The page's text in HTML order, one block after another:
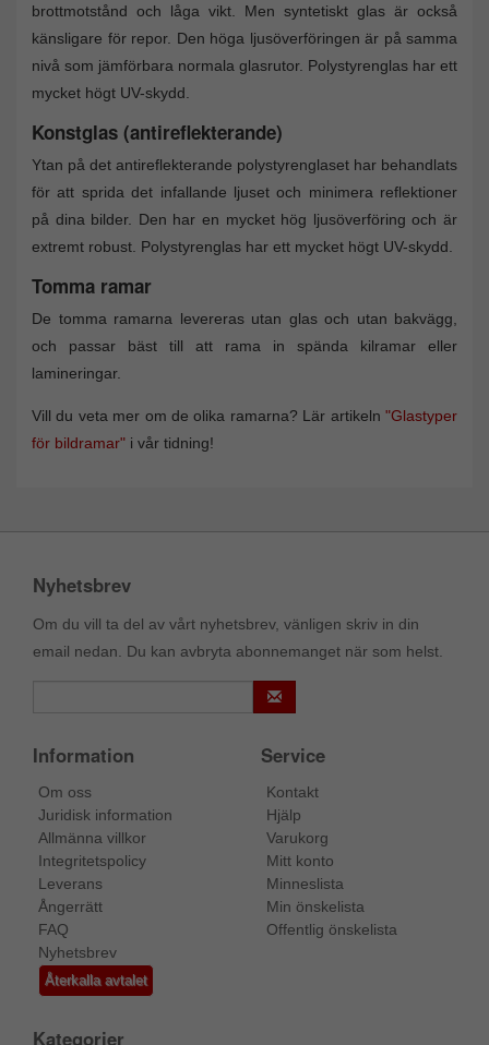
brottmotstånd och låga vikt. Men syntetiskt glas är också
känsligare för repor. Den höga ljusöverföringen är på samma
nivå som jämförbara normala glasrutor. Polystyrenglas har ett
mycket högt UV-skydd.
Konstglas (antireflekterande)
Ytan på det antireflekterande polystyrenglaset har behandlats
för att sprida det infallande ljuset och minimera reflektioner
på dina bilder. Den har en mycket hög ljusöverföring och är
extremt robust. Polystyrenglas har ett mycket högt UV-skydd.
Tomma ramar
De tomma ramarna levereras utan glas och utan bakvägg,
och passar bäst till att rama in spända kilramar eller
lamineringar.
Vill du veta mer om de olika ramarna? Lär artikeln "Glastyper
för bildramar" i vår tidning!
Nyhetsbrev
Om du vill ta del av vårt nyhetsbrev, vänligen skriv in din
email nedan. Du kan avbryta abonnemanget när som helst.
Information
Om oss
Juridisk information
Allmänna villkor
Integritetspolicy
Leverans
Ångerrätt
FAQ
Nyhetsbrev
Återkalla avtalet
Service
Kontakt
Hjälp
Varukorg
Mitt konto
Minneslista
Min önskelista
Offentlig önskelista
Kategorier